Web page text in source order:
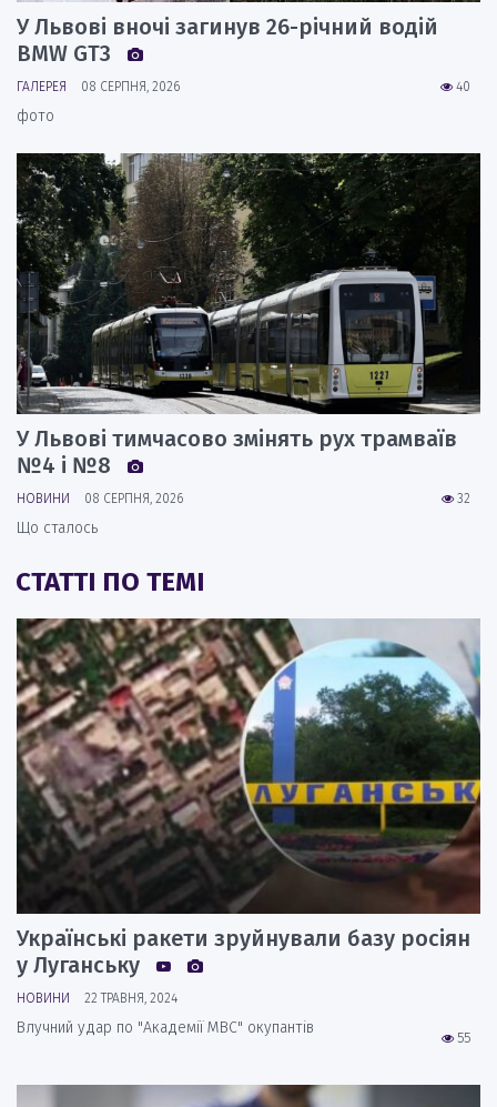
У Львові вночі загинув 26-річний водій
BMW GT3
40
ГАЛЕРЕЯ 08 СЕРПНЯ, 2026
фото
У Львові тимчасово змінять рух трамваїв
№4 і №8
32
НОВИНИ 08 СЕРПНЯ, 2026
Що сталось
СТАТТІ ПО ТЕМІ
Українські ракети зруйнували базу росіян
у Луганську
НОВИНИ 22 ТРАВНЯ, 2024
55
Влучний удар по "Академії МВС" окупантів